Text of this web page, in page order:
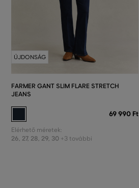
ÚJDONSÁG
FARMER GANT SLIM FLARE STRETCH
JEANS
69 990 Ft
Elérhető méretek:
26 27, 28 29 30 +3 további